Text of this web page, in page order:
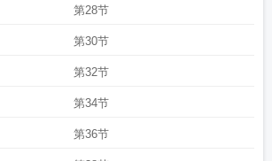
第28节
第30节
第32节
第34节
第36节